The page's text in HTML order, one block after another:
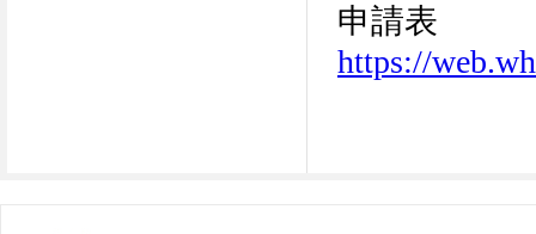
申請表
https://